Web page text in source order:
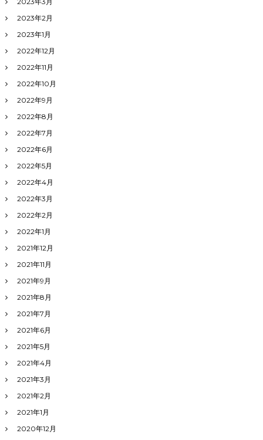
2023年2月
2023年1月
2022年12月
2022年11月
2022年10月
2022年9月
2022年8月
2022年7月
2022年6月
2022年5月
2022年4月
2022年3月
2022年2月
2022年1月
2021年12月
2021年11月
2021年9月
2021年8月
2021年7月
2021年6月
2021年5月
2021年4月
2021年3月
2021年2月
2021年1月
2020年12月